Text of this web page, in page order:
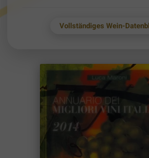
Vollständiges Wein-